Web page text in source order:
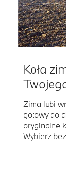
Koła
Zima lubi
gotowy do
oryginalne
Wybierz